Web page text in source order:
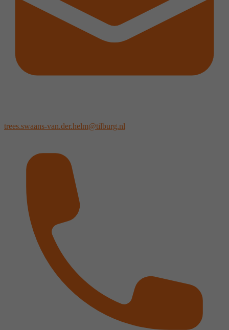
trees.swaans-van.der.helm@tilburg.nl